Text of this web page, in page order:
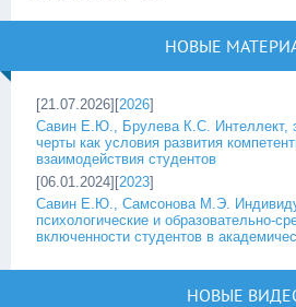
НОВЫЕ
[21.07.2026][2026]
Савин Е.Ю., Брулева К.С. Интеллект,
черты как условия развития
взаимодействия студентов
[06.01.2024][2023]
Савин Е.Ю., Самсонова М.Э.
психологические и образовательно-
включенности студентов в
НОВЫЕ